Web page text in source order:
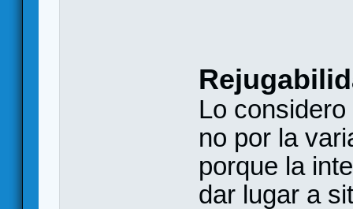
Lo
no por la
porque la
dar lugar a